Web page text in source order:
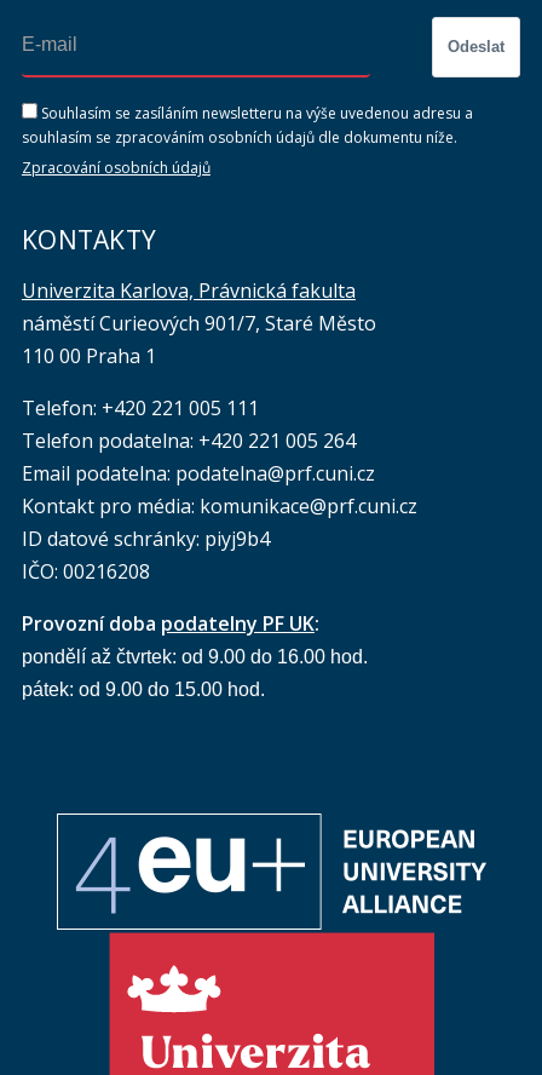
Odeslat
Souhlasím se zasíláním newsletteru na výše uvedenou adresu a
souhlasím se zpracováním osobních údajů dle dokumentu níže.
Zpracování osobních údajů
KONTAKTY
Univerzita Karlova, Právnická fakulta
náměstí Curieových 901/7, Staré Město
110 00 Praha 1
Telefon: +420 221 005 111
Telefon podatelna: +420 221 005 264
Email podatelna: podatelna@prf.cuni.cz
Kontakt pro média: komunikace@prf.cuni.cz
ID datové schránky: piyj9b4
IČO: 00216208
Provozní doba podatelny PF UK:
pondělí až čtvrtek: od 9.00 do 16.00 hod.
pátek: od 9.00 do 15.00 hod.